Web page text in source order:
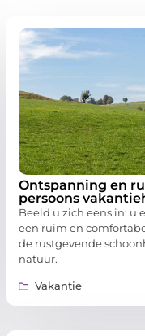
Ontspanning en
persoons
Beeld u zich eens in: u
een ruim en
de rustgevende
natuur.
Vakantie